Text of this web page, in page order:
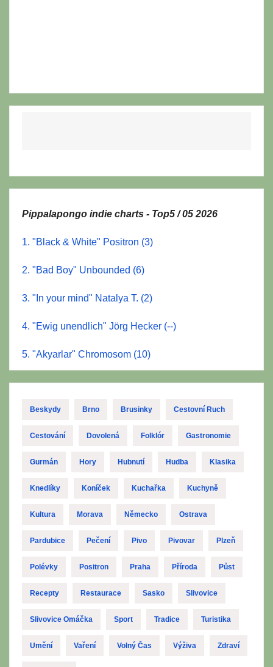
Pippalapongo indie charts - Top5 / 05 2026
1. "Black & White" Positron (3)
2. "Bad Boy" Unbounded (6)
3. "In your mind" Natalya T. (2)
4. "Ewig unendlich" Jörg Hecker (--)
5. "Akyarlar" Chromosom (10)
Beskydy Brno Brusinky Cestovní Ruch
Cestování Dovolená Folklór Gastronomie
Gurmán Hory Hubnutí Hudba Klasika
Knedlíky Koníček Kuchařka Kuchyně
Kultura Morava Německo Ostrava
Pardubice Pečení Pivo Pivovar Plzeň
Polévky Positron Praha Příroda Půst
Recepty Restaurace Sasko Slivovice
Slivovice Omáčka Sport Tradice Turistika
Umění Vaření Volný Čas Výživa Zdraví